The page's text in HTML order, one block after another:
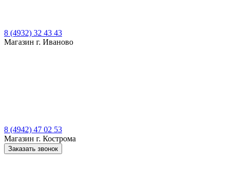
8 (4932) 32 43 43
Магазин г. Иваново
8 (4942) 47 02 53
Магазин г. Кострома
Заказать звонок